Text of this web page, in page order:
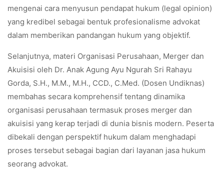
mengenai cara menyusun pendapat hukum (legal opinion)
yang kredibel sebagai bentuk profesionalisme advokat
dalam memberikan pandangan hukum yang objektif.
Selanjutnya, materi Organisasi Perusahaan, Merger dan
Akuisisi oleh Dr. Anak Agung Ayu Ngurah Sri Rahayu
Gorda, S.H., M.M., M.H., CCD., C.Med. (Dosen Undiknas)
membahas secara komprehensif tentang dinamika
organisasi perusahaan termasuk proses merger dan
akuisisi yang kerap terjadi di dunia bisnis modern. Peserta
dibekali dengan perspektif hukum dalam menghadapi
proses tersebut sebagai bagian dari layanan jasa hukum
seorang advokat.